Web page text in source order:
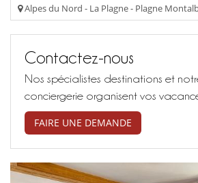
Alpes du Nord - La Plagne - Plagne
Contactez-nous
Nos spécialistes destinations et
conciergerie organisent vos
FAIRE UNE DEMANDE